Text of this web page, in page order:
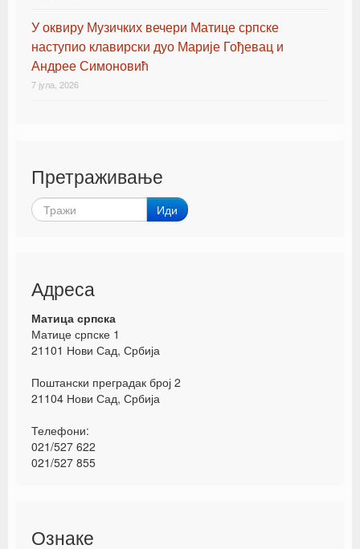
У оквиру Музичких вечери Матице српске
наступио клавирски дуо Марије Гођевац и
Андрее Симоновић
7 јула, 2026
Претраживање
Иди
Адреса
Матица српска
Матице српске 1
21101 Нови Сад, Србија
Поштански преградак број 2
21104 Нови Сад, Србија
Телефони:
021/527 622
021/527 855
Ознаке